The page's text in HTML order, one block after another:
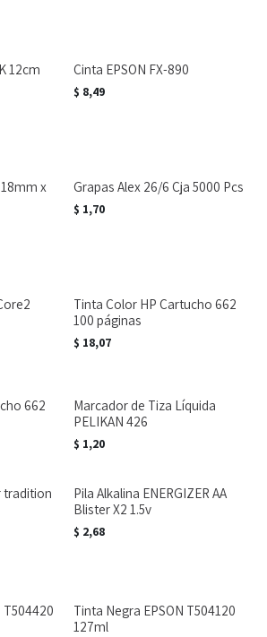
12cm
Cinta EPSON FX-890
$ 8,49
x
Grapas Alex 26/6 Cja 5000 Pcs
$ 1,70
Tinta Color HP Cartucho 662
100 páginas
$ 18,07
662
Marcador de Tiza Líquida
PELIKAN 426
$ 1,20
tradition
Pila Alkalina ENERGIZER AA
Blister X2 1.5v
$ 2,68
T504420
Tinta Negra EPSON T504120
127ml